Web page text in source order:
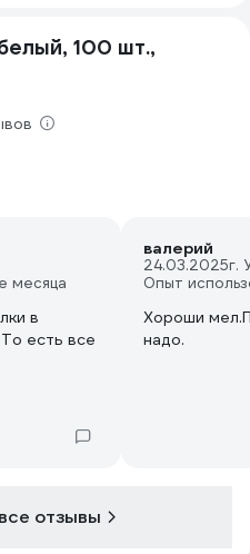
100 шт.,
месяца
в
есть все
валерий
24.03.2025г.
Опыт
Хороши
надо.
отзывы